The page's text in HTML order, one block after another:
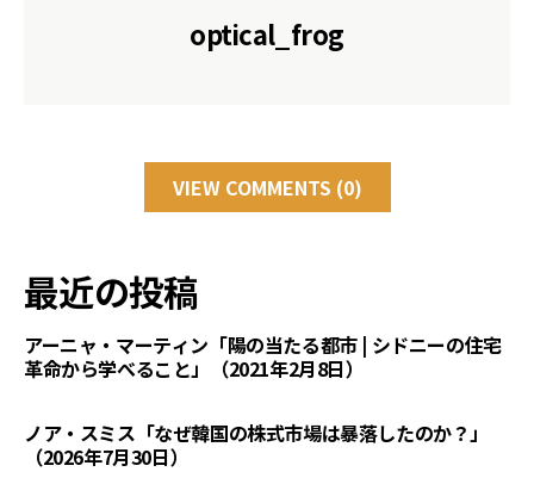
optical_frog
VIEW COMMENTS (0)
最近の投稿
アーニャ・マーティン「陽の当たる都市 | シドニーの住宅
革命から学べること」（2021年2月8日）
ノア・スミス「なぜ韓国の株式市場は暴落したのか？」
（2026年7月30日）